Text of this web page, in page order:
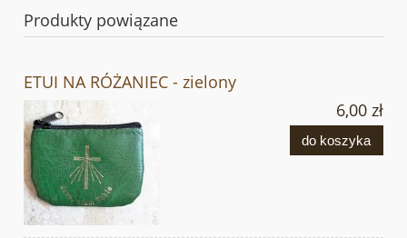
Produkty powiązane
ETUI NA RÓŻANIEC - zielony
6,00 zł
do koszyka